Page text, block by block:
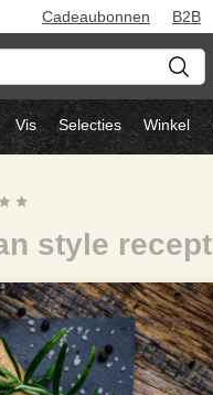
Cadeaubonnen B2B
Vis Selecties Winkel
style recept